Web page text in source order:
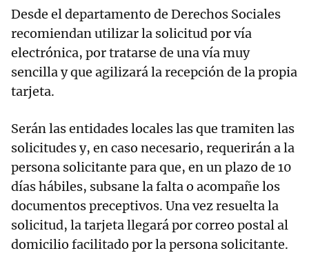
Desde el departamento de Derechos Sociales
recomiendan utilizar la solicitud por vía
electrónica, por tratarse de una vía muy
sencilla y que agilizará la recepción de la propia
tarjeta.
Serán las entidades locales las que tramiten las
solicitudes y, en caso necesario, requerirán a la
persona solicitante para que, en un plazo de 10
días hábiles, subsane la falta o acompañe los
documentos preceptivos. Una vez resuelta la
solicitud, la tarjeta llegará por correo postal al
domicilio facilitado por la persona solicitante.